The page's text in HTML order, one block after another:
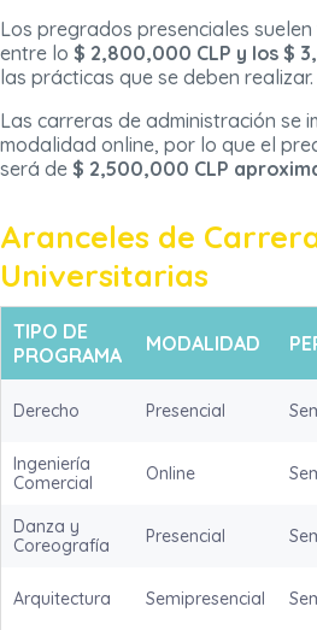
Los pregrados presenciales
entre lo $ 2,800,000 CLP y los $
las prácticas que se deben realizar.
Las carreras de administración se
modalidad online, por lo que el
será de $ 2,500,000 CLP
Aranceles de
Universitarias
TIPO DE
PROGRAMA
MODALIDAD
Derecho Presencial
Ingeniería
Comercial
Online
Danza y
Coreografía
Presencial
Arquitectura Semipresencial